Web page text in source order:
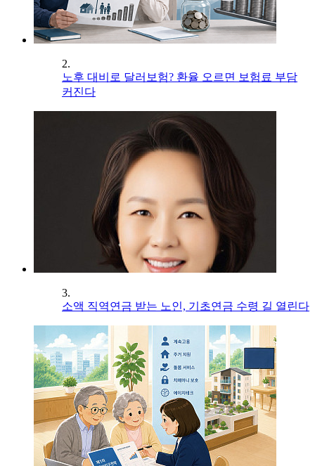
2.
노후 대비로 달러보험? 환율 오르면 보험료 부담
커진다
3.
소액 직역연금 받는 노인, 기초연금 수령 길 열린다